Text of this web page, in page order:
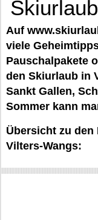
Auf
viele
Pauschalpakete
den Skiurlaub in
Sankt Gallen,
Sommer kann
Übersicht zu
Vilters-Wangs: